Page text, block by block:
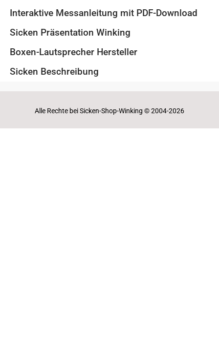
Interaktive Messanleitung mit PDF-Download
Sicken Präsentation Winking
Boxen-Lautsprecher Hersteller
Sicken Beschreibung
Alle Rechte bei Sicken-Shop-Winking © 2004-2026